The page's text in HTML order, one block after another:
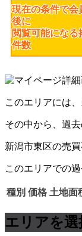
現在の条件で会
後に
閲覧可能になる
件数
このエリアには、
その中から、過
新潟市東区の売
このエリアでの
種別 価格 土地面
エリアを選